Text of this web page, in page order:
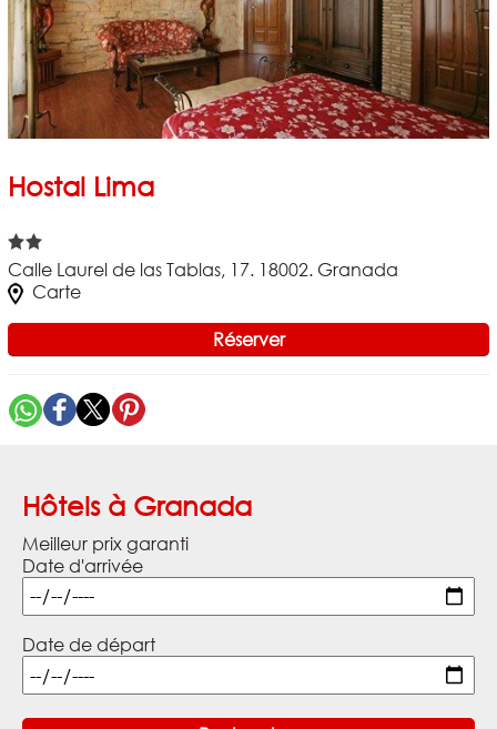
Hostal Lima
Calle Laurel de las Tablas, 17. 18002. Granada
Carte
Réserver
Hôtels à Granada
Meilleur prix garanti
Date d'arrivée
Date de départ